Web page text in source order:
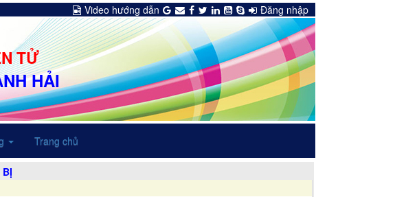
Video hướng dẫn Đăng nhập
TỬ
HẢI
Trang chủ
BỊ